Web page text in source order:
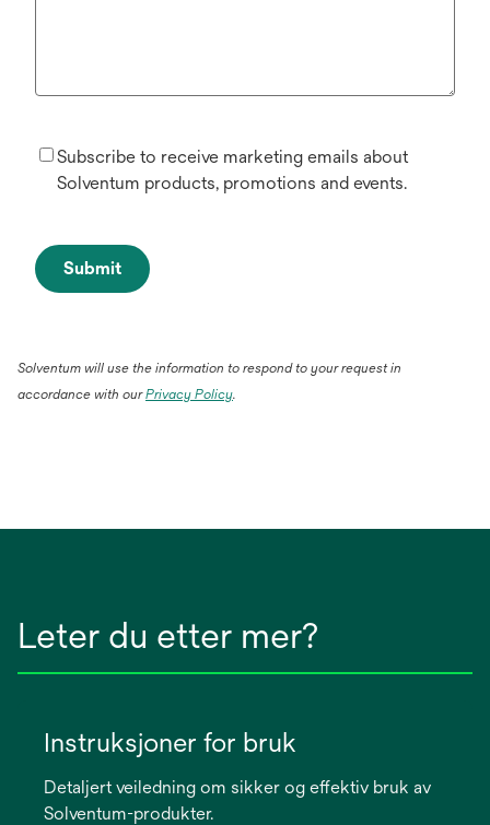
Subscribe to receive marketing emails about
Solventum products, promotions and events.
Submit
Solventum will use the information to respond to your request in
accordance with ourPrivacy Policy.
Leter du etter mer?
Instruksjoner for bruk
Detaljert veiledning om sikker og effektiv bruk av
Solventum-produkter.